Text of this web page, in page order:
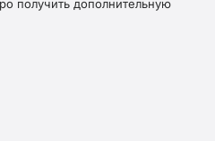
получить дополнительную